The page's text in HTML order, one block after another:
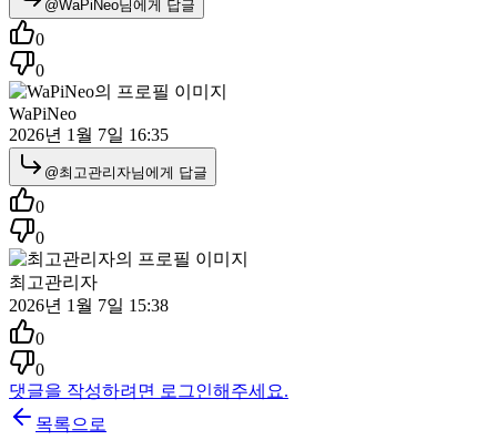
@WaPiNeo님에게 답글
0
0
WaPiNeo
2026년 1월 7일 16:35
@최고관리자님에게 답글
0
0
최고관리자
2026년 1월 7일 15:38
0
0
댓글을 작성하려면 로그인해주세요.
목록으로